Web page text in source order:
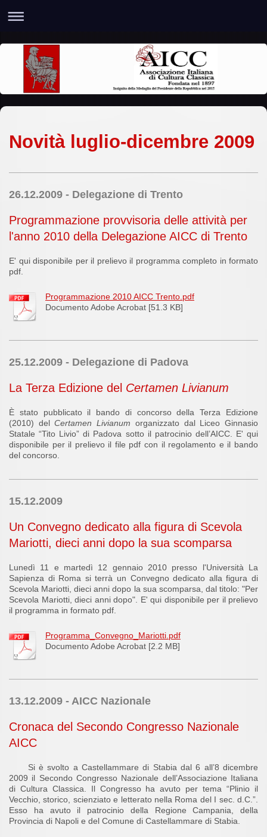
Novità luglio-dicembre 2009
26.12.2009 - Delegazione di Trento
Programmazione provvisoria delle attività per
l'anno 2010 della Delegazione AICC di Trento
E' qui disponibile per il prelievo il programma completo in formato
pdf.
Programmazione 2010 AICC Trento.pdf
Documento Adobe Acrobat [51.3 KB]
25.12.2009 - Delegazione di Padova
La Terza Edizione del Certamen Livianum
È stato pubblicato il bando di concorso della Terza Edizione
(2010) delCertamen Livianum organizzato dal Liceo Ginnasio
Statale “Tito Livio” di Padova sotto il patrocinio dell’AICC. E' qui
disponibile per il prelievo il file pdf con il regolamento e il bando
del concorso.
15.12.2009
Un Convegno dedicato alla figura di Scevola
Mariotti, dieci anni dopo la sua scomparsa
Lunedì 11 e martedì 12 gennaio 2010 presso l'Università La
Sapienza di Roma si terrà un Convegno dedicato alla figura di
Scevola Mariotti, dieci anni dopo la sua scomparsa, dal titolo: "Per
Scevola Mariotti, dieci anni dopo". E' qui disponibile per il prelievo
il programma in formato pdf.
Programma_Convegno_Mariotti.pdf
Documento Adobe Acrobat [2.2 MB]
13.12.2009 - AICC Nazionale
Cronaca del Secondo Congresso Nazionale
AICC
Si è svolto a Castellammare di Stabia dal 6 all’8 dicembre
2009 il Secondo Congresso Nazionale dell’Associazione Italiana
di Cultura Classica. Il Congresso ha avuto per tema “Plinio il
Vecchio, storico, scienziato e letterato nella Roma del I sec. d.C.”.
Esso ha avuto il patrocinio della Regione Campania, della
Provincia di Napoli e del Comune di Castellammare di Stabia.